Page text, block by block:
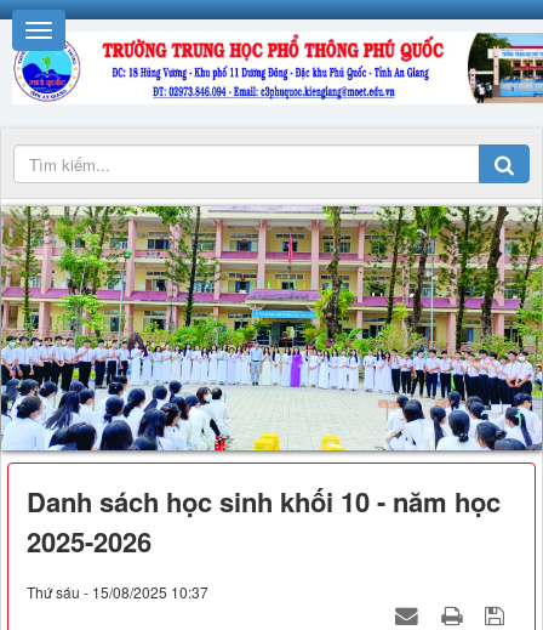
Danh sách học sinh khối 10 - năm học
2025-2026
Thứ sáu - 15/08/2025 10:37